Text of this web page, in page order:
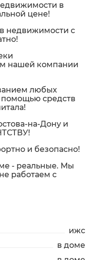
в
цене!
недвижимости с
нашей компании
любых
средств
на-Дону и
и безопасно!
- реальные. Мы
работаем с
ижс
в доме